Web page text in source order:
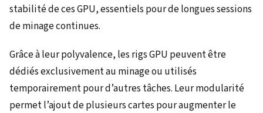
stabilité de ces GPU, essentiels pour de longues sessions
de minage continues.
Grâce à leur polyvalence, les rigs GPU peuvent être
dédiés exclusivement au minage ou utilisés
temporairement pour d’autres tâches. Leur modularité
permet l’ajout de plusieurs cartes pour augmenter le